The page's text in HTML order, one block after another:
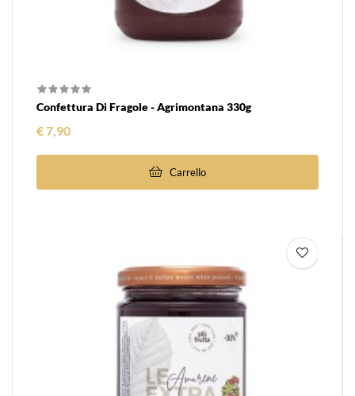
Confettura Di Fragole - Agrimontana 330g
Prezzo
€ 7,90
Carrello